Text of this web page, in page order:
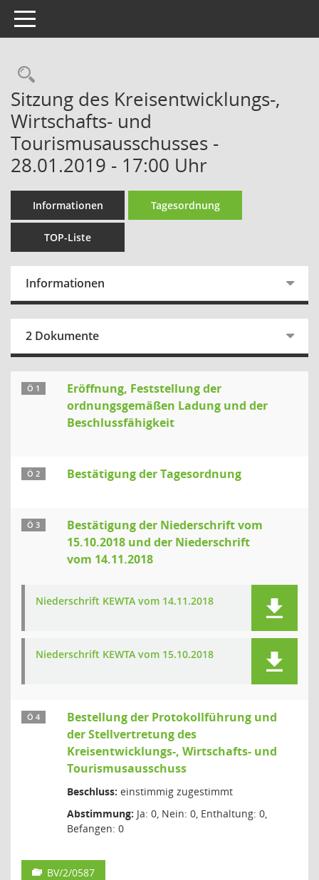
Toggle navigation
Rechercheauswahl
Sitzung des Kreisentwicklungs-,
Wirtschafts- und
Tourismusausschusses -
28.01.2019 - 17:00 Uhr
Informationen Tagesordnung
TOP-Liste
Informationen
2 Dokumente
Ö 1
Eröffnung, Feststellung der
ordnungsgemäßen Ladung und der
Beschlussfähigkeit
Ö 2 Bestätigung der Tagesordnung
Ö 3
Bestätigung der Niederschrift vom
15.10.2018 und der Niederschrift
vom 14.11.2018
Niederschrift KEWTA vom 14.11.2018
Niederschrift KEWTA vom 15.10.2018
Ö 4
Bestellung der Protokollführung und
der Stellvertretung des
Kreisentwicklungs-, Wirtschafts- und
Tourismusausschuss
Beschluss: einstimmig zugestimmt
Abstimmung: Ja: 0, Nein: 0, Enthaltung: 0,
Befangen: 0
BV/2/0587